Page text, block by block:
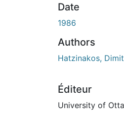
Date
1986
Authors
Hatzinakos,
Éditeur
University of